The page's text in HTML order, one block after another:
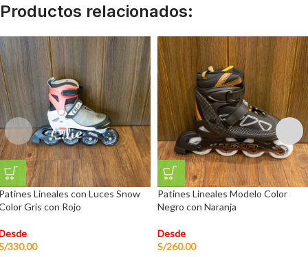
Productos relacionados:
Lineales con Luces Snow
Gris con Rojo
330.00
Patines Lineales Modelo Color
Negro con Naranja
Desde
S/260.00